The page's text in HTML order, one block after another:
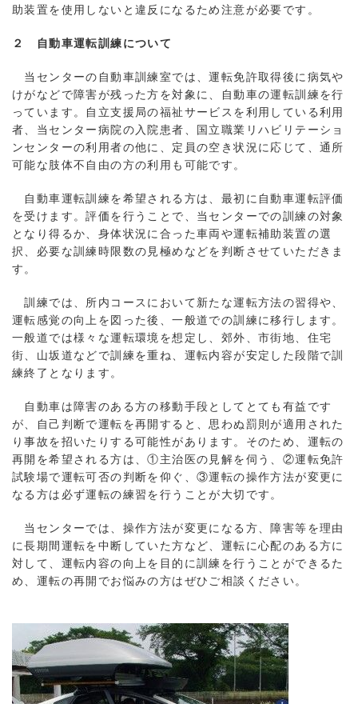
助装置を使用しないと違反になるため注意が必要です。
２ 自動車運転訓練について
当センターの自動車訓練室では、運転免許取得後に病気や
けがなどで障害が残った方を対象に、自動車の運転訓練を行
っています。自立支援局の福祉サービスを利用している利用
者、当センター病院の入院患者、国立職業リハビリテーショ
ンセンターの利用者の他に、定員の空き状況に応じて、通所
可能な肢体不自由の方の利用も可能です。
自動車運転訓練を希望される方は、最初に自動車運転評価
を受けます。評価を行うことで、当センターでの訓練の対象
となり得るか、身体状況に合った車両や運転補助装置の選
択、必要な訓練時限数の見極めなどを判断させていただきま
す。
訓練では、所内コースにおいて新たな運転方法の習得や、
運転感覚の向上を図った後、一般道での訓練に移行します。
一般道では様々な運転環境を想定し、郊外、市街地、住宅
街、山坂道などで訓練を重ね、運転内容が安定した段階で訓
練終了となります。
自動車は障害のある方の移動手段としてとても有益です
が、自己判断で運転を再開すると、思わぬ罰則が適用された
り事故を招いたりする可能性があります。そのため、運転の
再開を希望される方は、①主治医の見解を伺う、②運転免許
試験場で運転可否の判断を仰ぐ、③運転の操作方法が変更に
なる方は必ず運転の練習を行うことが大切です。
当センターでは、操作方法が変更になる方、障害等を理由
に長期間運転を中断していた方など、運転に心配のある方に
対して、運転内容の向上を目的に訓練を行うことができるた
め、運転の再開でお悩みの方はぜひご相談ください。